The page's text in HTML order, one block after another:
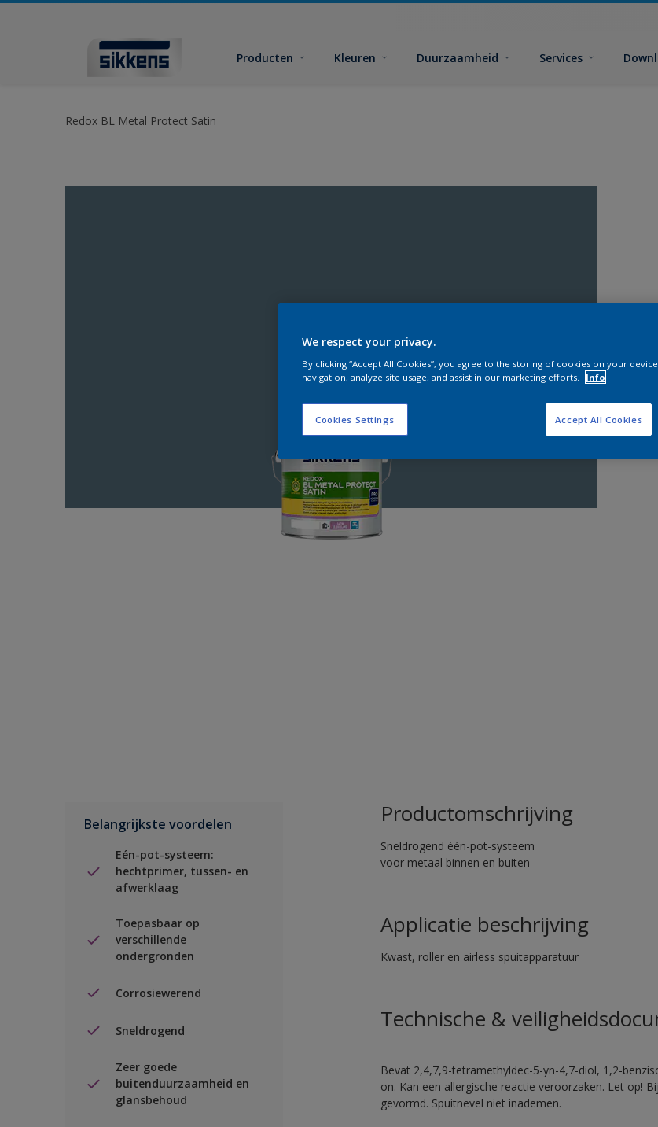
Producten Kleuren Duurzaamheid Services
Redox BL Metal Protect Satin
Belangrijkste voordelen
Eén-pot-systeem:
hechtprimer, tussen- en
afwerklaag
Toepasbaar op
verschillende
ondergronden
Corrosiewerend
Sneldrogend
Zeer goede
buitenduurzaamheid en
glansbehoud
Productomschrijving
Sneldrogend één-pot-systeem
voor metaal binnen en buiten
Applicatie beschrijving
Kwast, roller en airless spuitapparatuur
Technische &
Bevat 2,4,7,9-tetramethyldec-5-yn-4,7-diol, 1,2-
on. Kan een allergische reactie veroorzaken. Let op!
gevormd. Spuitnevel niet inademen.
We respect your privacy.
By clicking “Accept All Cookies”, you agree to the storing of cookies on your
navigation, analyze site usage, and assist in our marketing efforts.
Info
Cookies Settings Accept All Cookies